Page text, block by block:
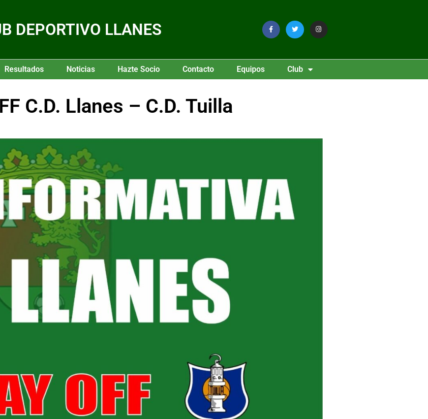
DEPORTIVO LLANES
Resultados Noticias Hazte Socio Contacto Equipos Club
C.D. Llanes – C.D. Tuilla